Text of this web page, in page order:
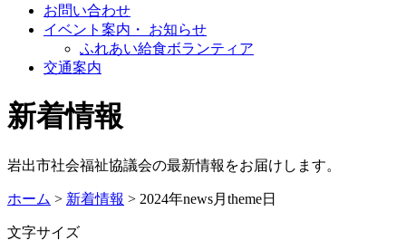
お問い合わせ
イベント案内・ お知らせ
ふれあい給食ボランティア
交通案内
新着情報
岩出市社会福祉協議会の最新情報をお届けします。
ホーム > 新着情報 > 2024年news月theme日
文字サイズ